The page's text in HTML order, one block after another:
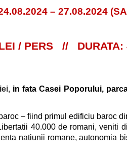
– 27.08.2024
/ PERS //
in fata Casei Poporului,
– fiind primul edificiu baroc
40.000 de romani, veniti
natiunii romane, autonomia